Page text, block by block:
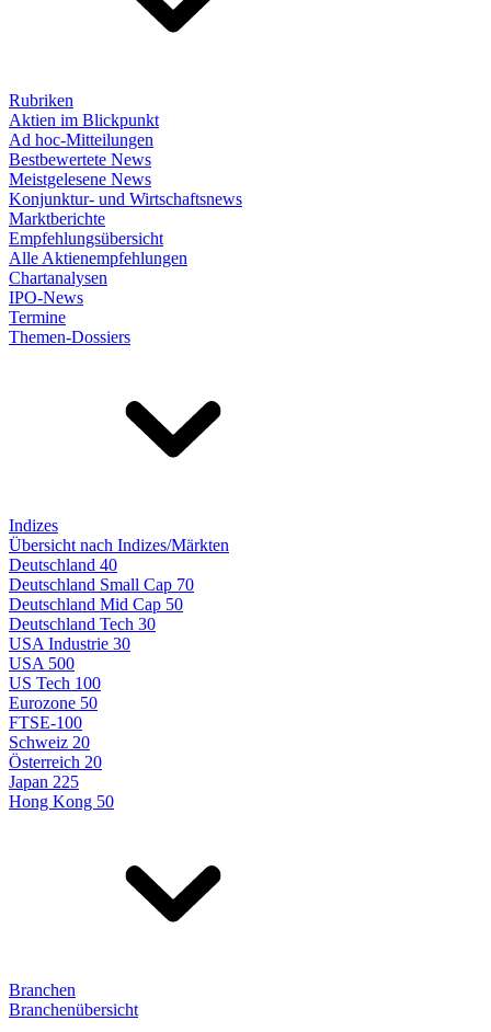
Rubriken
Aktien im Blickpunkt
Ad hoc-Mitteilungen
Bestbewertete News
Meistgelesene News
Konjunktur- und Wirtschaftsnews
Marktberichte
Empfehlungsübersicht
Alle Aktienempfehlungen
Chartanalysen
IPO-News
Termine
Themen-Dossiers
Indizes
Übersicht nach Indizes/Märkten
Deutschland 40
Deutschland Small Cap 70
Deutschland Mid Cap 50
Deutschland Tech 30
USA Industrie 30
USA 500
US Tech 100
Eurozone 50
FTSE-100
Schweiz 20
Österreich 20
Japan 225
Hong Kong 50
Branchen
Branchenübersicht